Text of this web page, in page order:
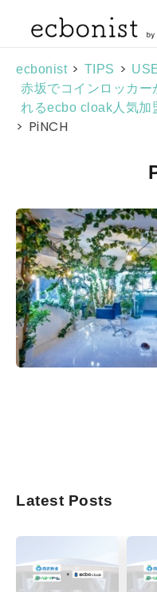
ecbonist > TIPS >
赤坂でコインロッカー
れるecbo cloak人気加
> PiNCH
Latest Posts